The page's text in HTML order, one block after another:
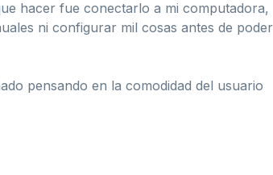
hacer fue conectarlo a mi computadora,
ni configurar mil cosas antes de poder
pensando en la comodidad del usuario